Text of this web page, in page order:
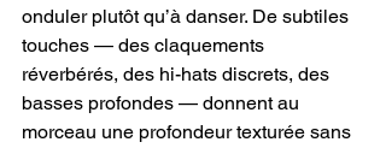
onduler plutôt qu’à danser. De subtiles
touches — des claquements
réverbérés, des hi-hats discrets, des
basses profondes — donnent au
morceau une profondeur texturée sans